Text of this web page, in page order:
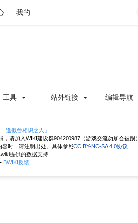
我的
工具 站外链接 编辑导航
逢似曾相识之人」
请加入WIKI建设群904200987（游戏交流勿加会被踢）
时，请注明出处。具体参照CC BY-NC-SA 4.0协议
提供的数据支持
• BWIKI反馈